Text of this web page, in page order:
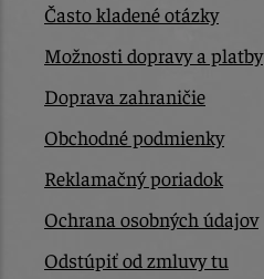
Často kladené otázky
Možnosti dopravy a platby
Doprava zahraničie
Obchodné podmienky
Reklamačný poriadok
Ochrana osobných údajov
Odstúpiť od zmluvy tu